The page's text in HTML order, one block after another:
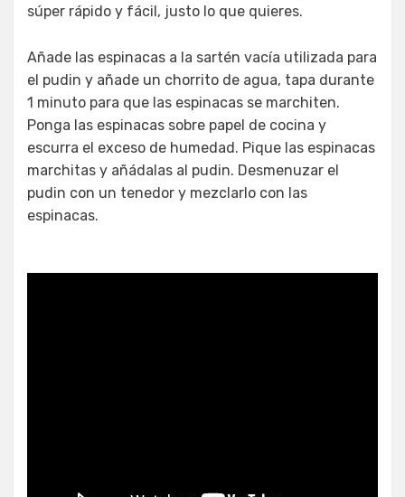
súper rápido y fácil, justo lo que quieres.
Añade las espinacas a la sartén vacía utilizada para
el pudin y añade un chorrito de agua, tapa durante
1 minuto para que las espinacas se marchiten.
Ponga las espinacas sobre papel de cocina y
escurra el exceso de humedad. Pique las espinacas
marchitas y añádalas al pudin. Desmenuzar el
pudin con un tenedor y mezclarlo con las
espinacas.